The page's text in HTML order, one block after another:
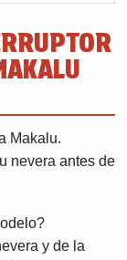
Makalu.
nevera antes de
y de la